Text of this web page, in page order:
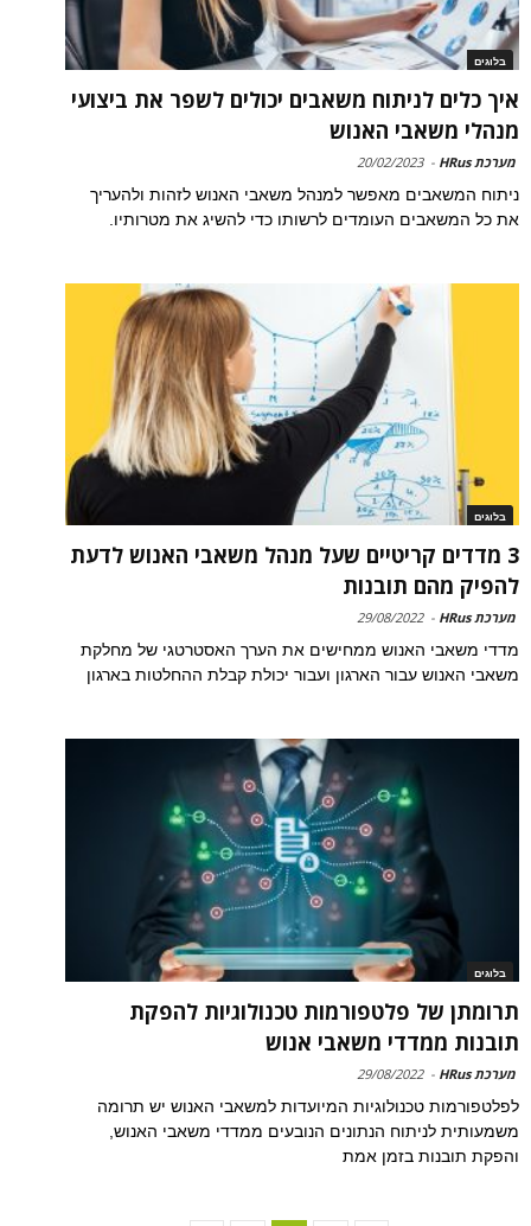
בלוגים
איך כלים לניתוח משאבים יכולים לשפר את ביצועי
מנהלי משאבי האנוש
מערכת HRus -
20/02/2023
ניתוח המשאבים מאפשר למנהל משאבי האנוש לזהות ולהעריך
את כל המשאבים העומדים לרשותו כדי להשיג את מטרותיו.
בלוגים
3 מדדים קריטיים שעל מנהל משאבי האנוש לדעת
להפיק מהם תובנות
מערכת HRus -
29/08/2022
מדדי משאבי האנוש ממחישים את הערך האסטרטגי של מחלקת
משאבי האנוש עבור הארגון ועבור יכולת קבלת ההחלטות בארגון
בלוגים
תרומתן של פלטפורמות טכנולוגיות להפקת
תובנות ממדדי משאבי אנוש
מערכת HRus -
29/08/2022
לפלטפורמות טכנולוגיות המיועדות למשאבי האנוש יש תרומה
משמעותית לניתוח הנתונים הנובעים ממדדי משאבי האנוש,
והפקת תובנות בזמן אמת